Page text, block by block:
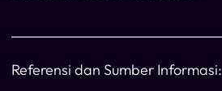
Referensi dan Sumber Informasi: